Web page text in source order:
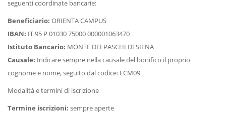
seguenti coordinate bancarie:
Beneficiario: ORIENTA CAMPUS
IBAN: IT 95 P 01030 75000 000001063470
Istituto Bancario: MONTE DEI PASCHI DI SIENA
Causale: Indicare sempre nella causale del bonifico il proprio
cognome e nome, seguito dal codice: ECM09
Modalità e termini di iscrizione
Termine iscrizioni: sempre aperte